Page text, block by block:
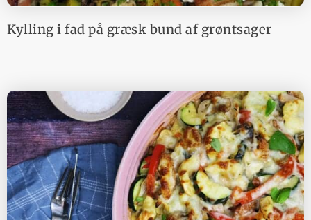
Kylling i fad på græsk bund af grøntsager